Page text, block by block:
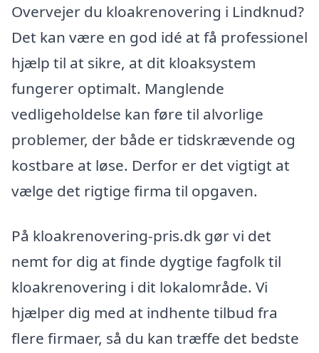
Overvejer du kloakrenovering i Lindknud?
Det kan være en god idé at få professionel
hjælp til at sikre, at dit kloaksystem
fungerer optimalt. Manglende
vedligeholdelse kan føre til alvorlige
problemer, der både er tidskrævende og
kostbare at løse. Derfor er det vigtigt at
vælge det rigtige firma til opgaven.
På kloakrenovering-pris.dk gør vi det
nemt for dig at finde dygtige fagfolk til
kloakrenovering i dit lokalområde. Vi
hjælper dig med at indhente tilbud fra
flere firmaer, så du kan træffe det bedste